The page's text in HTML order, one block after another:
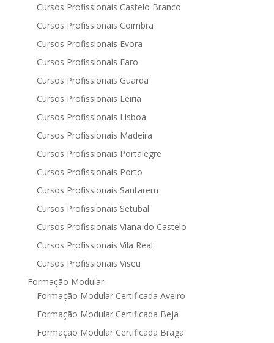
Cursos Profissionais Castelo Branco
Cursos Profissionais Coimbra
Cursos Profissionais Evora
Cursos Profissionais Faro
Cursos Profissionais Guarda
Cursos Profissionais Leiria
Cursos Profissionais Lisboa
Cursos Profissionais Madeira
Cursos Profissionais Portalegre
Cursos Profissionais Porto
Cursos Profissionais Santarem
Cursos Profissionais Setubal
Cursos Profissionais Viana do Castelo
Cursos Profissionais Vila Real
Cursos Profissionais Viseu
Formação Modular
Formação Modular Certificada Aveiro
Formação Modular Certificada Beja
Formação Modular Certificada Braga